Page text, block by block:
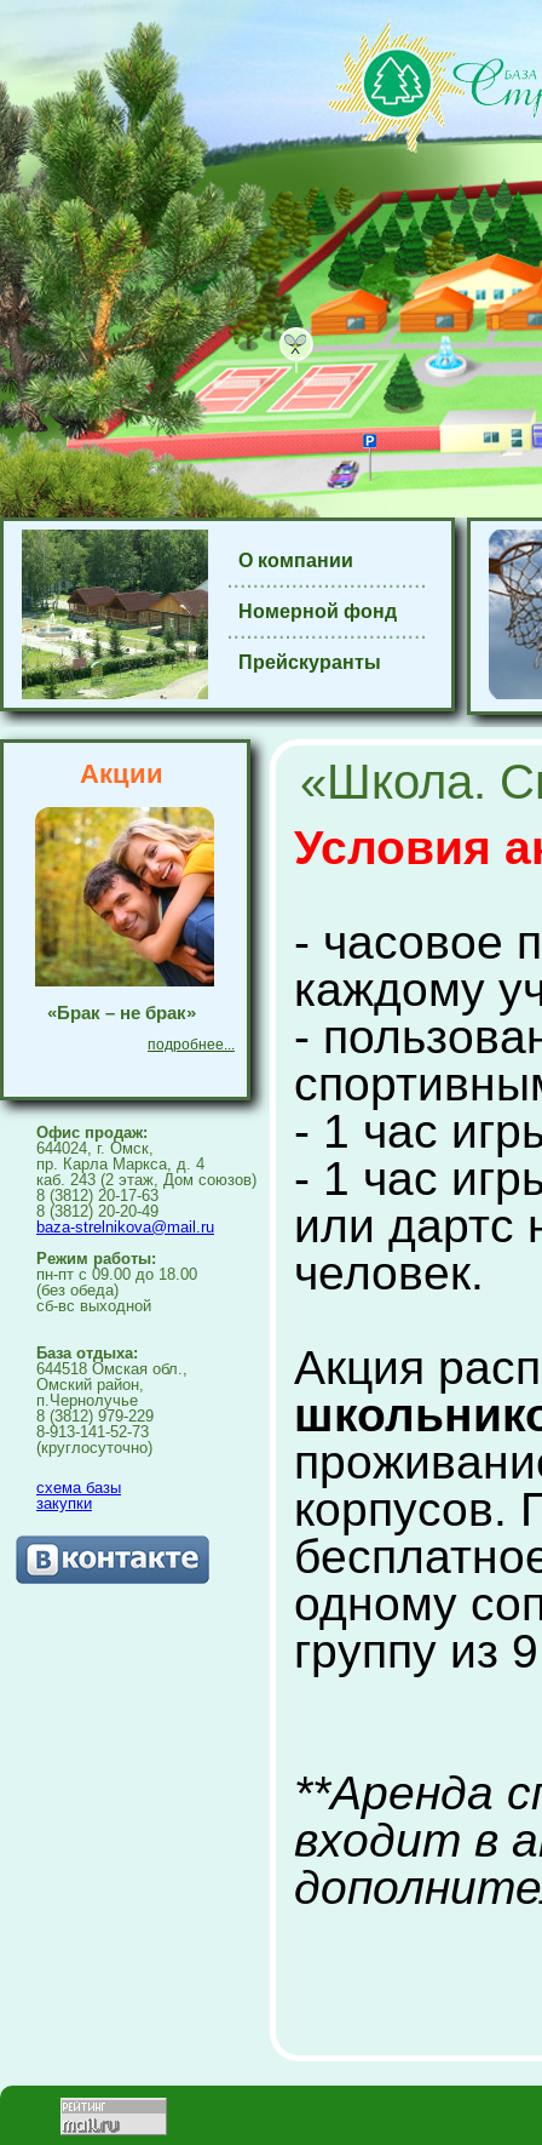
О компании
Номерной фонд
Прейскуранты
Акции
«Брак – не брак»
подробнее...
Офис продаж:
644024, г. Омск,
пр. Карла Маркса, д. 4
каб. 243 (2 этаж, Дом союзов)
8 (3812) 20-17-63
8 (3812) 20-20-49
baza-strelnikova@mail.ru
Режим работы:
пн-пт с 09.00 до 18.00
(без обеда)
сб-вс выходной
База отдыха:
644518 Омская обл.,
Омский район,
п.Чернолучье
8 (3812) 979-229
8-913-141-52-73
(круглосуточно)
схема базы
закупки
«Школа.
Условия
- часовое
каждому
-
- 1 час
- 1 час
или дартс
человек.
Акция
корпусов.
одному
группу из
**Аренда
входит в